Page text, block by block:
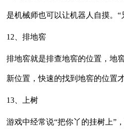
是机械师也可以让机器人自摸。
12、排地窖
排地窖就是排查地窖的位置，地
新位置，快速的找到地窖的位置
13、上树
游戏中经常说“把你丫的挂树上”